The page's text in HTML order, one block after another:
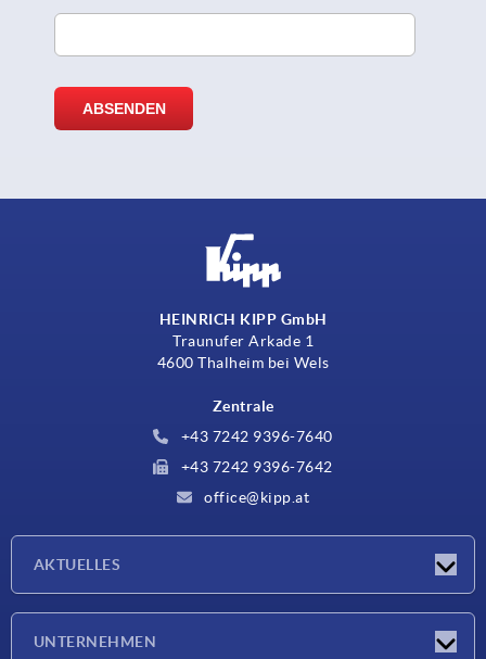
HEINRICH KIPP GmbH
Traunufer Arkade 1
4600 Thalheim bei Wels
Zentrale
+43 7242 9396-7640
+43 7242 9396-7642
office@kipp.at
AKTUELLES
UNTERNEHMEN